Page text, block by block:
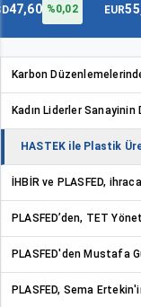
47,60 %0,02 EUR
Karbon
Kadın Liderler
HASTEK ile Plastik
PLASFED’den, TET
PLASFED'den Mustafa
PLASFED, Sema